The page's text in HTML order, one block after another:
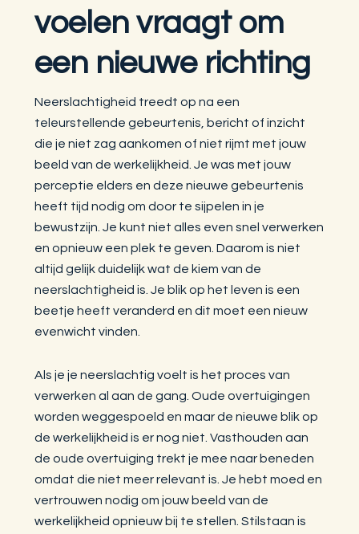
voelen vraagt om
een nieuwe richting
Neerslachtigheid treedt op na een
teleurstellende gebeurtenis, bericht of inzicht
die je niet zag aankomen of niet rijmt met jouw
beeld van de werkelijkheid. Je was met jouw
perceptie elders en deze nieuwe gebeurtenis
heeft tijd nodig om door te sijpelen in je
bewustzijn. Je kunt niet alles even snel verwerken
en opnieuw een plek te geven. Daarom is niet
altijd gelijk duidelijk wat de kiem van de
neerslachtigheid is. Je blik op het leven is een
beetje heeft veranderd en dit moet een nieuw
evenwicht vinden.
Als je je neerslachtig voelt is het proces van
verwerken al aan de gang. Oude overtuigingen
worden weggespoeld en maar de nieuwe blik op
de werkelijkheid is er nog niet. Vasthouden aan
de oude overtuiging trekt je mee naar beneden
omdat die niet meer relevant is. Je hebt moed en
vertrouwen nodig om jouw beeld van de
werkelijkheid opnieuw bij te stellen. Stilstaan is